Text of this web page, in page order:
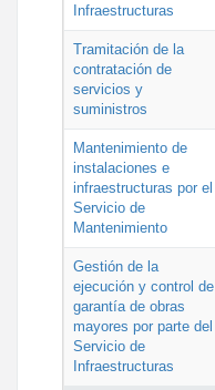
Infraestructuras
Tramitación de la
contratación de
servicios y
suministros
Mantenimiento de
instalaciones e
infraestructuras por el
Servicio de
Mantenimiento
Gestión de la
ejecución y control de
garantía de obras
mayores por parte del
Servicio de
Infraestructuras